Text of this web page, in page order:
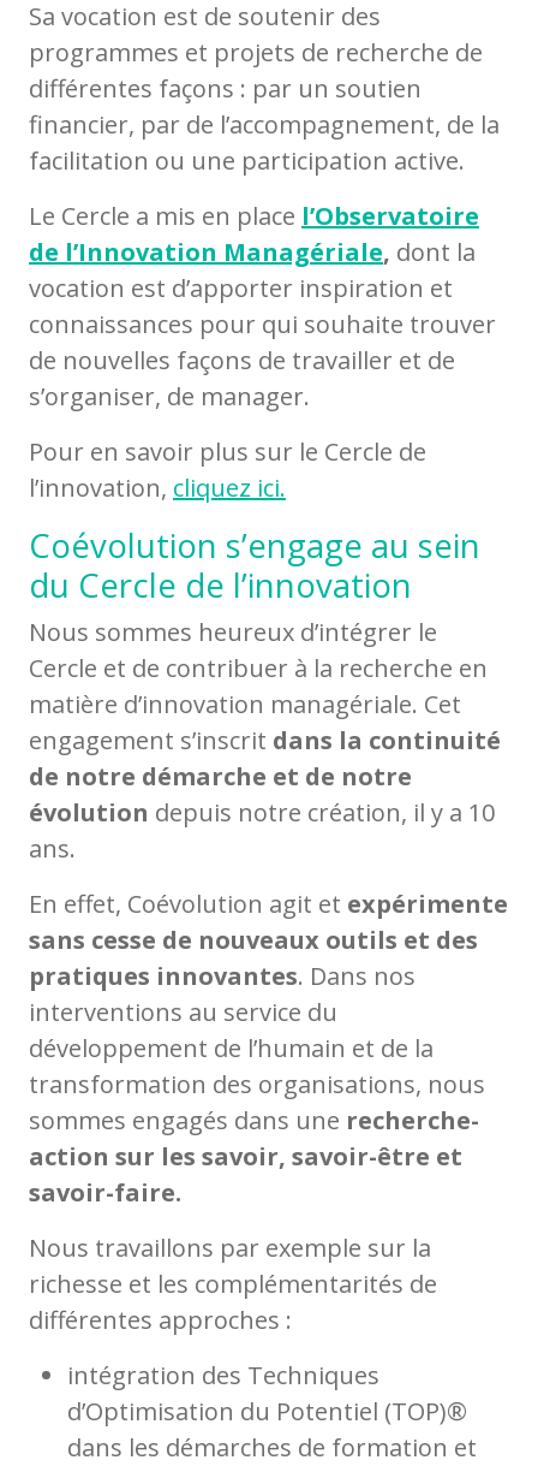
Sa vocation est de soutenir des
programmes et projets de recherche de
différentes façons : par un soutien
financier, par de l’accompagnement, de la
facilitation ou une participation active.
Le Cercle a mis en place l’Observatoire
de l’Innovation Managériale, dont la
vocation est d’apporter inspiration et
connaissances pour qui souhaite trouver
de nouvelles façons de travailler et de
s’organiser, de manager.
Pour en savoir plus sur le Cercle de
l’innovation, cliquez ici.
Coévolution s’engage au sein
du Cercle de l’innovation
Nous sommes heureux d’intégrer le
Cercle et de contribuer à la recherche en
matière d’innovation managériale. Cet
engagement s’inscrit dans la continuité
de notre démarche et de notre
évolution depuis notre création, il y a 10
ans.
En effet, Coévolution agit et expérimente
sans cesse de nouveaux outils et des
pratiques innovantes. Dans nos
interventions au service du
développement de l’humain et de la
transformation des organisations, nous
sommes engagés dans une recherche-
action sur les savoir, savoir-être et
savoir-faire.
Nous travaillons par exemple sur la
richesse et les complémentarités de
différentes approches :
intégration des Techniques
d’Optimisation du Potentiel (TOP)®
dans les démarches de formation et